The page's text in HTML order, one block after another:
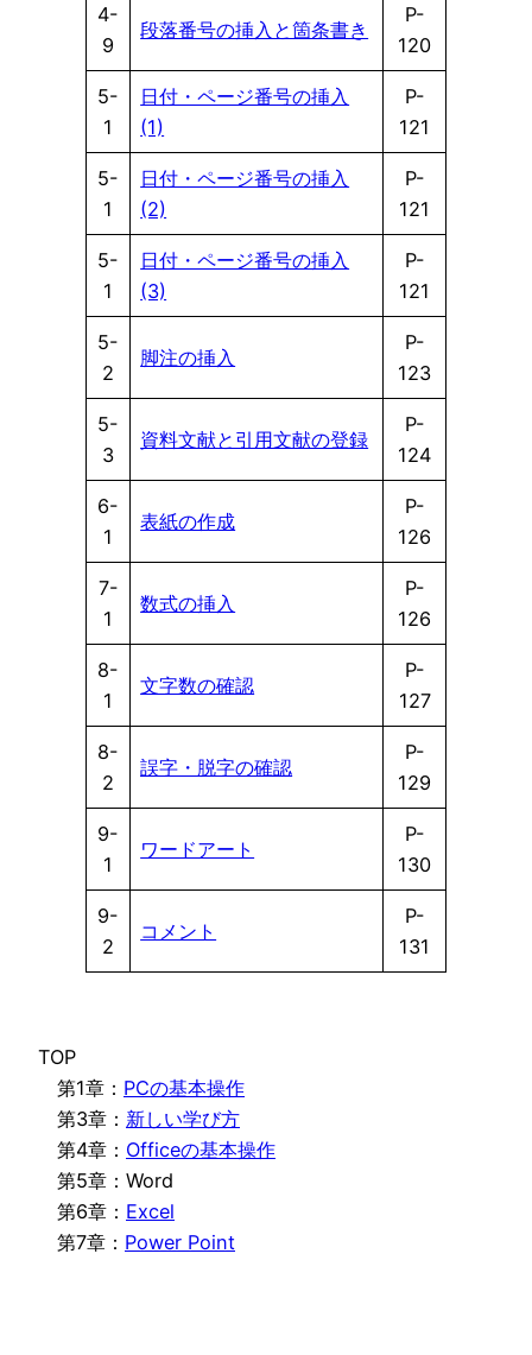
4-
9
段落番号の挿入と箇条書き
P-
120
5-
1
日付・ページ番号の挿入
(1)
P-
121
5-
1
日付・ページ番号の挿入
(2)
P-
121
5-
1
日付・ページ番号の挿入
(3)
P-
121
5-
2
脚注の挿入
P-
123
5-
3
資料文献と引用文献の登録
P-
124
6-
1
表紙の作成
P-
126
7-
1
数式の挿入
P-
126
8-
1
文字数の確認
P-
127
8-
2
誤字・脱字の確認
P-
129
9-
1
ワードアート
P-
130
9-
2
コメント
P-
131
TOP
第1章： PCの基本操作
第3章： 新しい学び方
第4章： Officeの基本操作
第5章：Word
第6章： Excel
第7章： Power Point